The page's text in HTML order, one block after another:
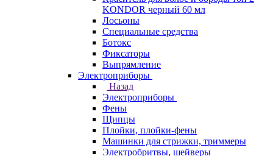
KONDOR черный 60 мл
Лосьоны
Специальные средства
Ботокс
Фиксаторы
Выпрямление
Электроприборы
Назад
Электроприборы
Фены
Щипцы
Плойки, плойки-фены
Машинки для стрижки, триммеры
Электробритвы, шейверы